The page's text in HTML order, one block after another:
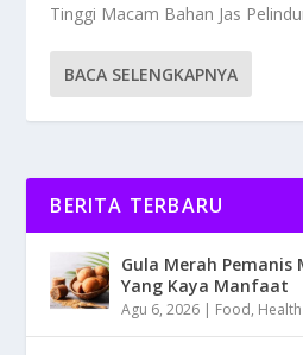
Tinggi Macam Bahan Jas
BACA SELENGKAPNYA
BERITA TERBARU
Gula Merah
Yang Kaya Manfaat
Agu 6, 2026 | Food, Health